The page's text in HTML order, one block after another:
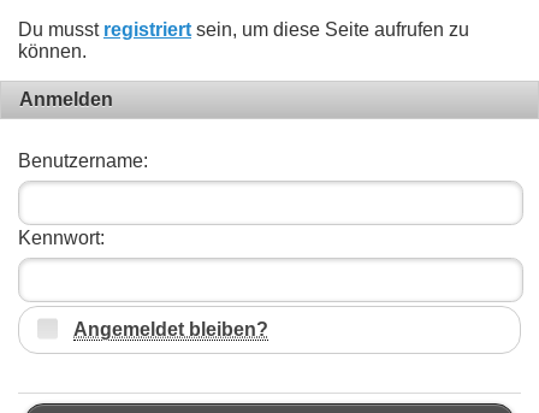
Du musst registriert sein, um diese Seite aufrufen zu
können.
Anmelden
Benutzername:
Kennwort:
Angemeldet bleiben?